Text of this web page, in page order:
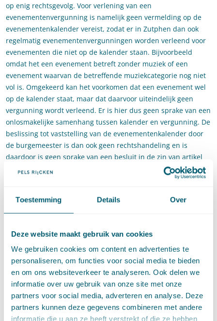
Toestemming Details Over
Deze website maakt gebruik van cookies
We gebruiken cookies om content en advertenties te
personaliseren, om functies voor social media te bieden
en om ons websiteverkeer te analyseren. Ook delen we
informatie over uw gebruik van onze site met onze
partners voor social media, adverteren en analyse. Deze
partners kunnen deze gegevens combineren met andere
informatie die u aan ze heeft verstrekt of die ze hebben
op enig rechtsgevolg. Voor verlening van een
evenementenvergunning is namelijk geen vermelding op de
evenementenkalender vereist, zodat er in Zutphen dan ook
regelmatig evenementenvergunningen worden verleend voor
evenementen die niet op de kalender staan. Bijvoorbeeld
omdat het een evenement betreft zonder muziek of een
evenement waarvan de betreffende muziekcategorie nog niet
vol is. Omgekeerd kan het voorkomen dat een evenement wel
op de kalender staat, maar dat daarvoor uiteindelijk geen
vergunning wordt verleend. Er is hier dus geen sprake van een
onlosmakelijke samenhang tussen kalender en vergunning. De
beslissing tot vaststelling van de evenementenkalender door
de burgemeester is dan ook geen rechtshandeling en is
daardoor is geen sprake van een besluit in de zin van artikel
1:3, eerste lid, van de Awb. De omstandigheid dat de
evenementenkalenders van het jaar 2017 en 2018 de
weerspiegelen doet hier volgens de Afdeling niet aan af. Nu de
vaststelling van de evenementenkalender in dit geval geen
bevoegd was van het beroep van kennis te nemen.
Vaststelling van de kalender beoogt naast het duidelijkheid
verschaffen aan organisatoren, omwonenden en ondernemers
over de te verwachten evenementen, eerder het tijdig kunnen
signaleren van knelpunten. Bovendien kan dan op tijd met
hulpdiensten en relevante gemeentelijke afdelingen
afstemming plaatsvinden over de inzet bij evenementen en